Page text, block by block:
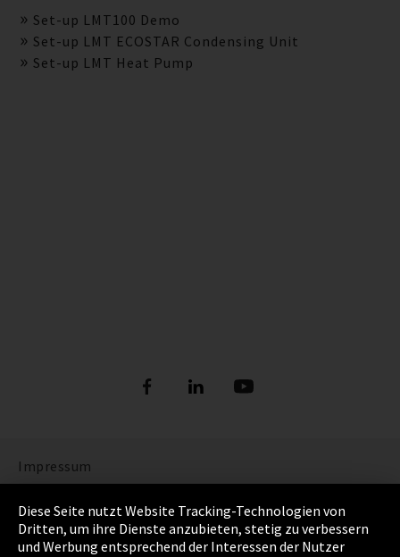
Set-up LMT100 Demo
Set-up LMT ECOSTAR Condensing Unit
Set-up LMT Heat Pump
Impressum
Datenschutz
Cookie Einstellungen
Diese Seite nutzt Website Tracking-Technologien von
Dritten, um ihre Dienste anzubieten, stetig zu verbessern
und Werbung entsprechend der Interessen der Nutzer